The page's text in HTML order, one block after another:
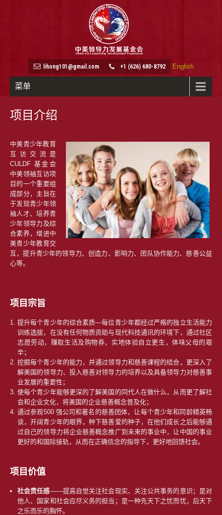
lihong101@gmail.com +1 (626) 680-8792 English
菜单
项目介绍
中美青少年教育
互访交流是
CULDF 基金会
中美领袖互访项
目的一个重要组
成部分，主旨在
于发现青少年领
袖人才、培养青
少年领导力及综
合素养，增进中
美青少年教育交
互，提升青少年的领导力、创造力、影响力、团队协作能力、慈善公益
心等。
项目宗旨
提升每个青少年的综合素质—每位青少年都经过严格的独立生活能力
训练选拔，在没有任何物质资助与现代科技通讯的环境下，通过社区
志愿劳动，赚取生活及购物券，实地体验自立更生，体味父母的艰
辛；
挖掘每个青少年的能力，并通过领导力和慈善课程的结合，更深入了
解美国的领导力、投入慈善对领导力的培养以及具备领导力对慈善事
业发展的重要性；
使每个青少年能够更深的了解美国的同代人在做什么，从而更了解社
会和企业文化，将美国的企业慈善概念普及化；
通过参观500 强公司和著名的慈善团体，让每个青少年和同龄精英畅
谈，开阔青少年的眼界，种下慈善爱的种子，在他们成长之后能够通
过自己的领导力将企业慈善概念推广到未来的事业中，让中国的事业
更好的和国际接轨，从而在正确信念的指导下，更好地回馈社会。
项目价值
社会责任感——提高自觉关注社会现实、关注公共事务的意识；是对
他人、国家和社会应尽义务的担当；是一种先天下之忧而忧，后天下
之乐而乐的胸怀。